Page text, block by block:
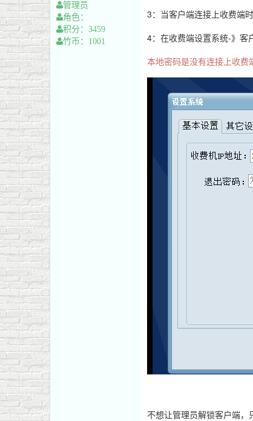
管理员
角色：
积分：3459
竹币：1001
3：当客户端连接上收费端
4：在收费端设置系统-》客
本地密码是没有连接上收费
不想让管理员解锁客户端，